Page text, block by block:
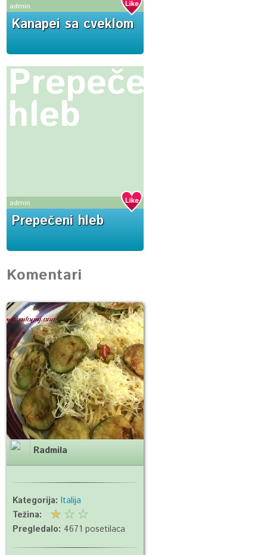
admin
Kanapei sa cveklom
Prepečeni
hleb
admin
Prepečeni hleb
Komentari
Radmila
Kategorija:Italija
Težina:
Pregledalo: 4671 posetilaca